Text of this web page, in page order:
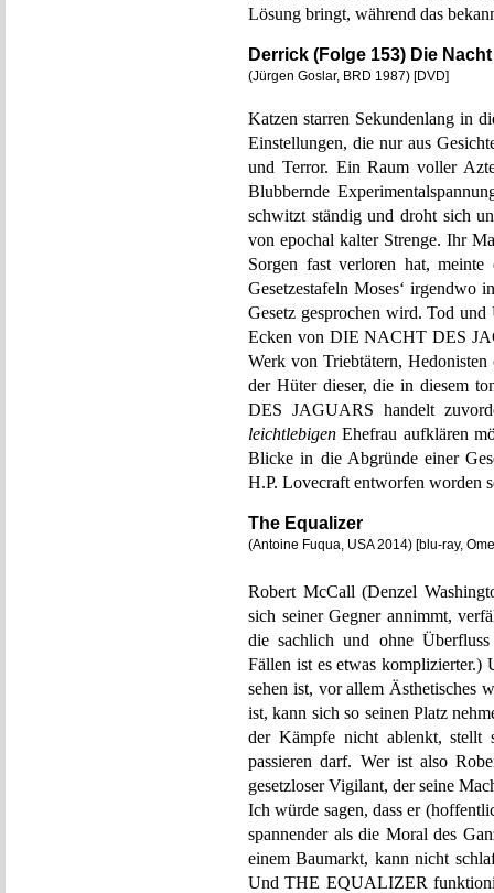
Lösung bringt, während das
Derrick (Folge 153) Die
(Jürgen Goslar, BRD 1987) [DVD]
Katzen starren Sekundenlang in
Einstellungen, die nur aus
und Terror. Ein Raum voller
Blubbernde
schwitzt ständig und droht sich
von epochal kalter Strenge. Ihr
Sorgen fast verloren hat,
Gesetzestafeln Moses‘ irgendwo
Gesetz gesprochen wird. Tod
Ecken von DIE NACHT DES
Werk von Triebtätern,
der Hüter dieser, die in diesem
DES JAGUARS handelt
leichtlebigen Ehefrau aufklären
Blicke in die Abgründe einer
H.P. Lovecraft entworfen worden
The Equalizer
(Antoine Fuqua, USA 2014) [blu-ray,
Robert McCall (Denzel
sich seiner Gegner annimmt,
die sachlich und ohne
Fällen ist es etwas
sehen ist, vor allem Ästhetisches
ist, kann sich so seinen Platz
der Kämpfe nicht ablenkt, stellt
passieren darf. Wer ist also
gesetzloser Vigilant, der seine
Ich würde sagen, dass er
spannender als die Moral des
einem Baumarkt, kann nicht
Und THE EQUALIZER